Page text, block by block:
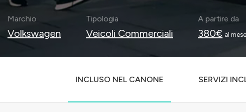
Marchio
Volkswagen
Tipologia
Veicoli Commerciali
A partire da
380€ al
INCLUSO NEL CANONE SERVIZI